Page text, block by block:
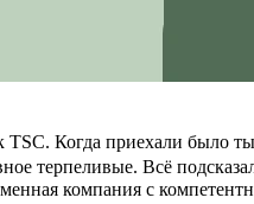
Когда приехали было
терпеливые. Всё
компания с